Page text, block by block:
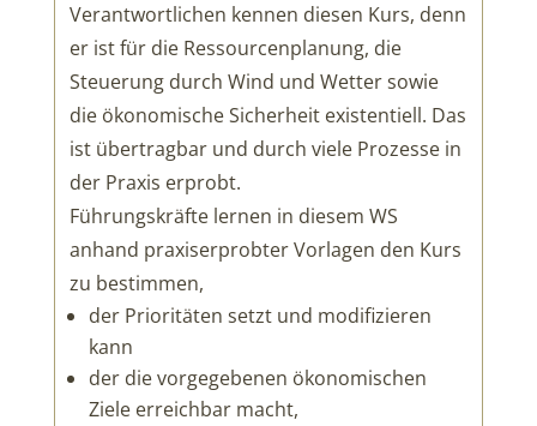
Verantwortlichen kennen diesen Kurs, denn
er ist für die Ressourcenplanung, die
Steuerung durch Wind und Wetter sowie
die ökonomische Sicherheit existentiell. Das
ist übertragbar und durch viele Prozesse in
der Praxis erprobt.
Führungskräfte lernen in diesem WS
anhand praxiserprobter Vorlagen den Kurs
zu bestimmen,
der Prioritäten setzt und modifizieren
kann
der die vorgegebenen ökonomischen
Ziele erreichbar macht,